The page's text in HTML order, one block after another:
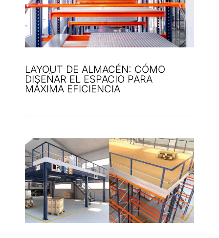
LAYOUT DE ALMACÉN: CÓMO
DISEÑAR EL ESPACIO PARA
MÁXIMA EFICIENCIA